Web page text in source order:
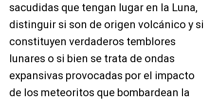
sacudidas que tengan lugar en la Luna,
distinguir si son de origen volcánico y si
constituyen verdaderos temblores
lunares o si bien se trata de ondas
expansivas provocadas por el impacto
de los meteoritos que bombardean la